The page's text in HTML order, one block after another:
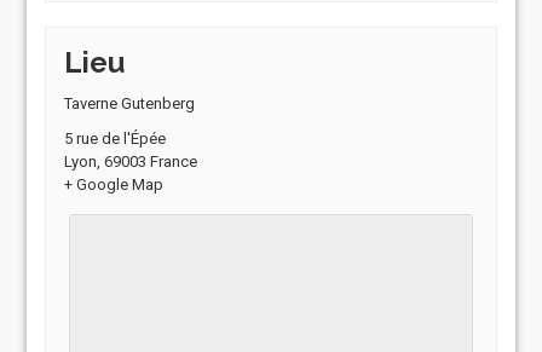
Lieu
Taverne Gutenberg
5 rue de l'Épée
Lyon 69003 France
+ Google Map